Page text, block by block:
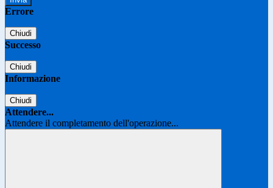
Errore
Chiudi
Successo
Chiudi
Informazione
Chiudi
Attendere...
Attendere il completamento dell'operazione...